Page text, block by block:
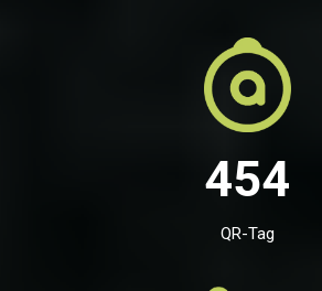
454
QR-Tag